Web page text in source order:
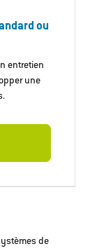
ou
entretien
une
de